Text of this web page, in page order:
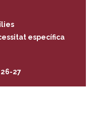
específica
27